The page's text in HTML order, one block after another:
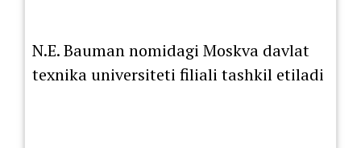
N.E. Bauman nomidagi Moskva davlat
texnika universiteti filiali tashkil etiladi